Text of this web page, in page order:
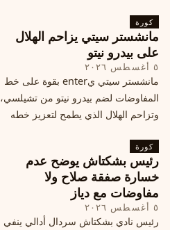
إغلاق سوق الانتقالات
كورة
مانشستر سيتي يزاحم الهلال
على بيدرو نيتو
٥ أغسطس ٢٠٢٦
مانشستر سيتي يenter بقوة على خط
المفاوضات لضم بيدرو نيتو من تشيلسي،
وتزاحم الهلال الذي يطمح لتعزيز خطه
كورة
رئيس بشكتاش يوضح عدم
خسارة صفقة صلاح ولا
مفاوضات مع دياز
٥ أغسطس ٢٠٢٦
رئيس نادي بشكتاش سردال أدالي ينفي